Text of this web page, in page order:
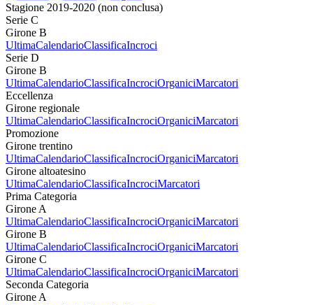
Stagione 2019-2020 (non conclusa)
Serie C
Girone B
UltimaCalendarioClassificaIncroci
Serie D
Girone B
UltimaCalendarioClassificaIncrociOrganiciMarcatori
Eccellenza
Girone regionale
UltimaCalendarioClassificaIncrociOrganiciMarcatori
Promozione
Girone trentino
UltimaCalendarioClassificaIncrociOrganiciMarcatori
Girone altoatesino
UltimaCalendarioClassificaIncrociMarcatori
Prima Categoria
Girone A
UltimaCalendarioClassificaIncrociOrganiciMarcatori
Girone B
UltimaCalendarioClassificaIncrociOrganiciMarcatori
Girone C
UltimaCalendarioClassificaIncrociOrganiciMarcatori
Seconda Categoria
Girone A